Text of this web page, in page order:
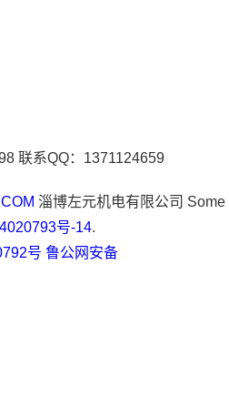
联系QQ：1371124659
淄博左元机电有限公司 Some
号-14.
鲁公网安备